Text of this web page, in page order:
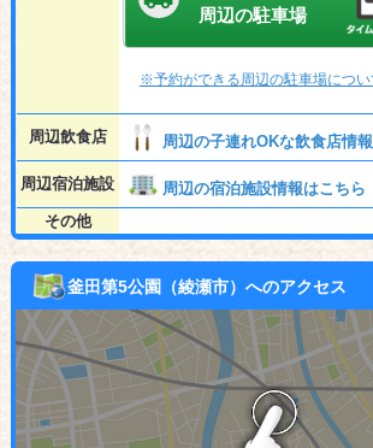
周辺の駐車場
※予約ができる周辺の駐車場につ
周辺飲食店 周辺の子連れOKな飲食店情
周辺宿泊施設
周辺の宿泊施設情報はこちら
その他
釜田第5公園（綾瀬市）へのアクセス